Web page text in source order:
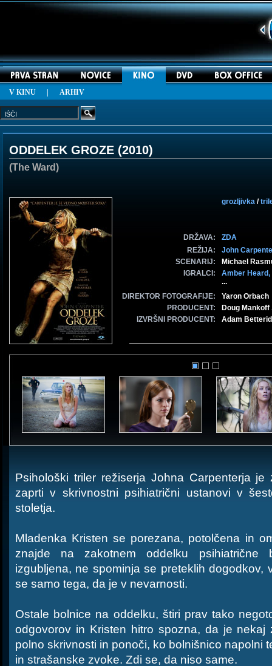
V KINU ARHIV
ODDELEK GROZE (2010)
(The Ward)
grozljivka /
DRŽAVA:
ZDA
REŽIJA:
John
SCENARIJ:
Michael
IGRALCI:
Amber Heard,
...
DIREKTOR FOTOGRAFIJE:
Yaron Orbach
PRODUCENT:
Doug
IZVRŠNI PRODUCENT:
Adam
Psihološki triler režiserja Johna Carpenterja
zaprti v skrivnostni psihiatrični ustanovi v
stoletja.
Mladenka Kristen se porezana, potolčena in
znajde na zakotnem oddelku psihiatrične
izgubljena, ne spominja se preteklih dogodkov,
se samo tega, da je v nevarnosti.
Ostale bolnice na oddelku, štiri prav tako
odgovorov in Kristen hitro spozna, da je
polno skrivnosti in ponoči, ko bolnišnico napolni
in strašanske zvoke. Zdi se, da niso same.